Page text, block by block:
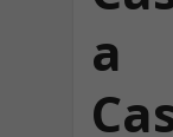
a